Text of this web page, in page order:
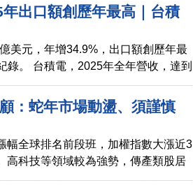
出口額創歷年最高｜台積
幣 創新高！｜台灣成「超
口逾20％｜全球石油巨頭今
拉石油
美元，年增34.9%，出口額創歷年最
錄。 台積電，2025年全年營收，達到
去年同期，增加了31.6%，創下新
％是65歲以上，顯示台灣，正式
重建委內瑞拉石油產業。20位石油業
：蛇年市場動盪、須謹慎
幅全球排名前段班，加權指數大漲近3
高科技等領域較為強勢，傳產類股居
，多項變數影響下，市場較為動盪，